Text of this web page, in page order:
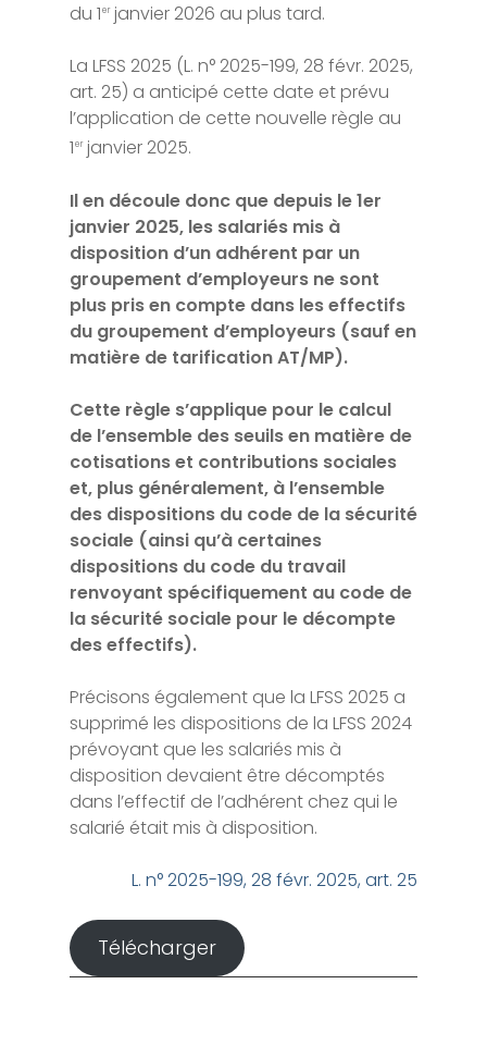
du 1erjanvier 2026 au plus tard.
La LFSS 2025 (L. n° 2025-199, 28 févr. 2025,
art. 25) a anticipé cette date et prévu
l’application de cette nouvelle règle au
1erjanvier 2025.
Il en découle donc que depuis le 1er
janvier 2025, les salariés mis à
disposition d’un adhérent par un
groupement d’employeurs ne sont
plus pris en compte dans les effectifs
du groupement d’employeurs (sauf en
matière de tarification AT/MP).
Cette règle s’applique pour le calcul
de l’ensemble des seuils en matière de
cotisations et contributions sociales
et, plus généralement, à l’ensemble
des dispositions du code de la sécurité
sociale (ainsi qu’à certaines
dispositions du code du travail
renvoyant spécifiquement au code de
la sécurité sociale pour le décompte
des effectifs).
Précisons également que la LFSS 2025 a
supprimé les dispositions de la LFSS 2024
prévoyant que les salariés mis à
disposition devaient être décomptés
dans l’effectif de l’adhérent chez qui le
salarié était mis à disposition.
L. n° 2025-199, 28 févr. 2025, art. 25
Télécharger